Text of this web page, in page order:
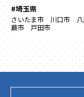
#埼玉県
さいたま市 川口市
蕨市
戸田市